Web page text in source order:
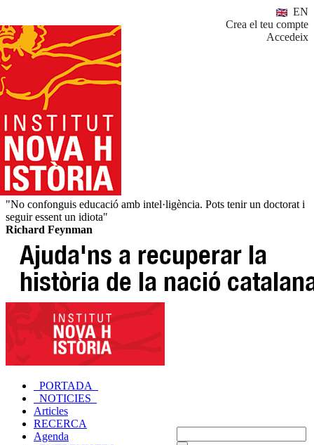
EN
Crea el teu compte
Accedeix
"No confonguis educació amb intel·ligència. Pots tenir un doctorat i
seguir essent un idiota"
Richard Feynman
_PORTADA_
_NOTICIES_
Articles
RECERCA
Agenda